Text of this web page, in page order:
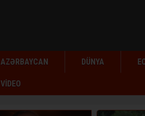
AZƏRBAYCAN DÜNYA
VİDEO